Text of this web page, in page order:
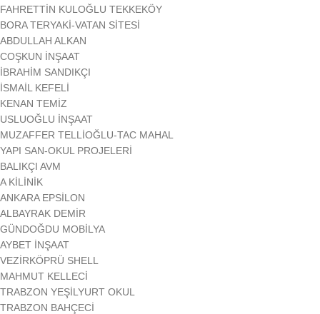
FAHRETTİN KULOĞLU TEKKEKÖY
BORA TERYAKİ-VATAN SİTESİ
ABDULLAH ALKAN
COŞKUN İNŞAAT
İBRAHİM SANDIKÇI
İSMAİL KEFELİ
KENAN TEMİZ
USLUOĞLU İNŞAAT
MUZAFFER TELLİOĞLU-TAC MAHAL
YAPI SAN-OKUL PROJELERİ
BALIKÇI AVM
A KİLİNİK
ANKARA EPSİLON
ALBAYRAK DEMİR
GÜNDOĞDU MOBİLYA
AYBET İNŞAAT
VEZİRKÖPRÜ SHELL
MAHMUT KELLECİ
TRABZON YEŞİLYURT OKUL
TRABZON BAHÇECİ